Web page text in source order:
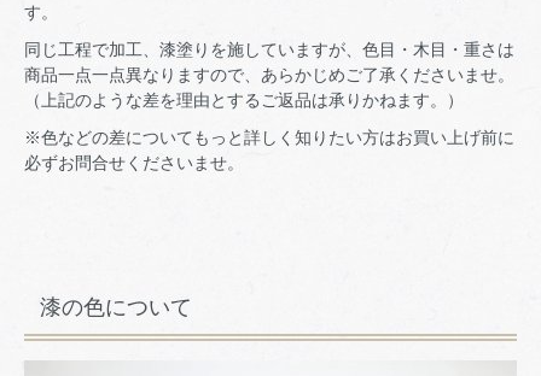
す。
同じ工程で加工、漆塗りを施していますが、色目・木目・重さは
商品一点一点異なりますので、あらかじめご了承くださいませ。
（上記のような差を理由とするご返品は承りかねます。）
※色などの差についてもっと詳しく知りたい方はお買い上げ前に
必ずお問合せくださいませ。
漆の色について